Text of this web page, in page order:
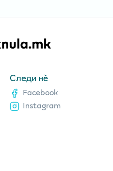
Следи нè
Facebook
Instagram